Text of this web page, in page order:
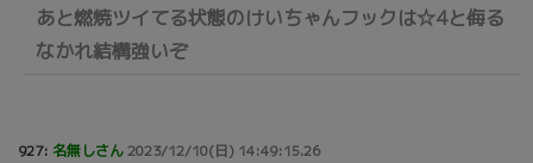
あと燃焼ツイてる状態のけいちゃんフックは☆4と侮る
なかれ結構強いぞ
927: 名無しさん2023/12/10(日) 14:49:15.26